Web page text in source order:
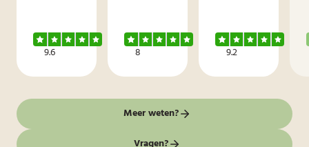
9.6 8 9.2
Meer weten?